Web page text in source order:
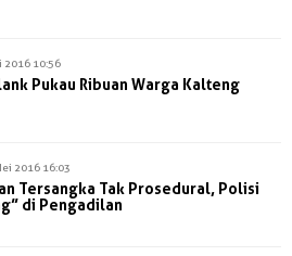
2016 10:56
Pukau Ribuan Warga Kalteng
2016 16:03
Tersangka Tak Prosedural, Polisi
di Pengadilan